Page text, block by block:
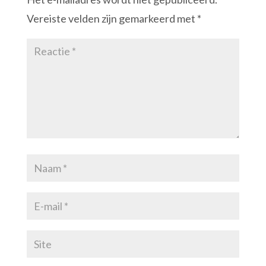
Vereiste velden zijn gemarkeerd met *